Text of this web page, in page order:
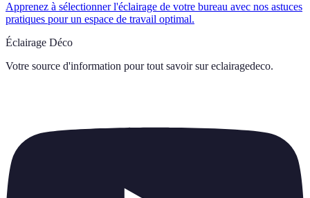
Apprenez à sélectionner l'éclairage de votre bureau avec nos astuces
pratiques pour un espace de travail optimal.
Éclairage Déco
Votre source d'information pour tout savoir sur eclairagedeco.